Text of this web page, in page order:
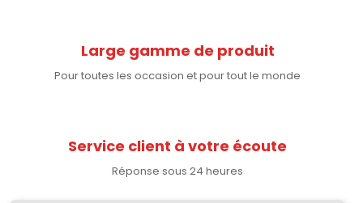
Large gamme de produit
Pour toutes les occasion et pour tout le monde
Service client à votre écoute
Réponse sous 24 heures